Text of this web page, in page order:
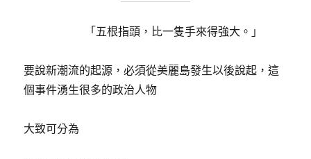
「五根指頭，比一隻手來得強大。」
要說新潮流的起源，必須從美麗島發生以後說起，這
個事件湧生很多的政治人物
大致可分為